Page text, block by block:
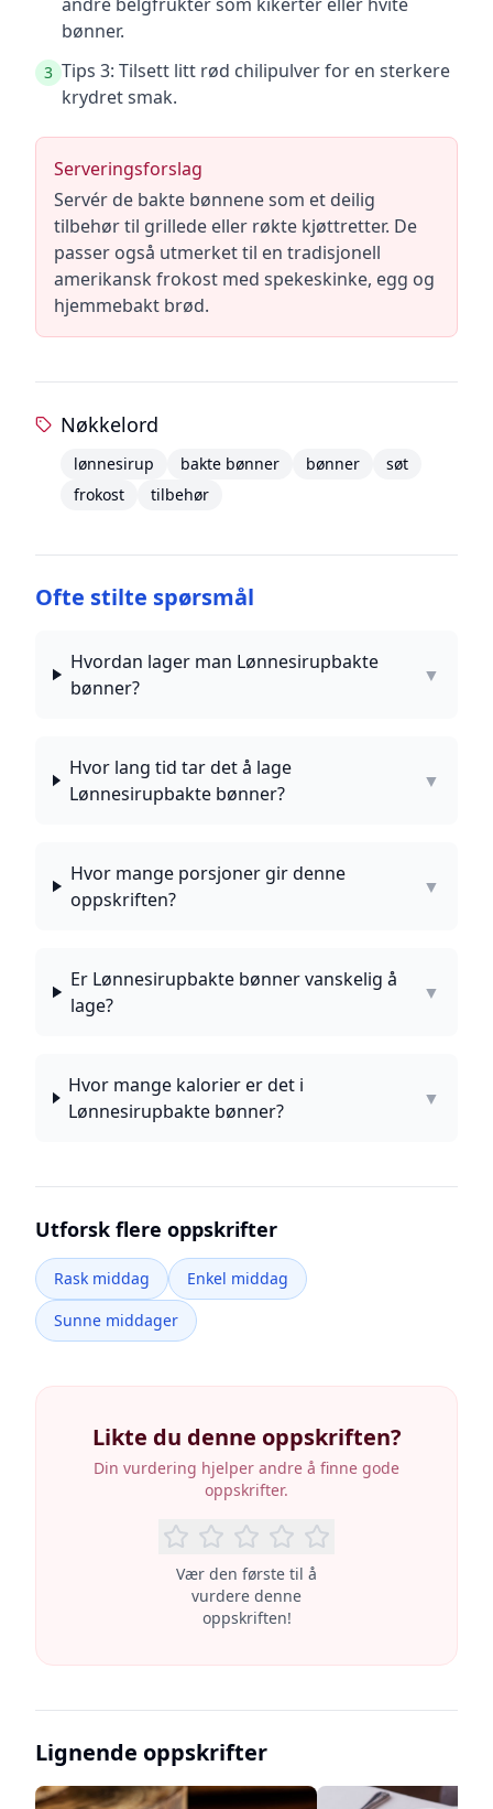
bønner.
3 Tips 3: Tilsett litt rød chilipulver for en sterkere
krydret smak.
Serveringsforslag
Servér de bakte bønnene som et deilig
tilbehør til grillede eller røkte kjøttretter. De
passer også utmerket til en tradisjonell
amerikansk frokost med spekeskinke, egg og
hjemmebakt brød.
Nøkkelord
lønnesirup bakte bønner bønner
søt
frokost
tilbehør
Ofte stilte spørsmål
Hvordan lager man Lønnesirupbakte
bønner?
▼
Hvor lang tid tar det å lage
Lønnesirupbakte bønner?
▼
Hvor mange porsjoner gir denne
oppskriften?
▼
Er Lønnesirupbakte bønner vanskelig å
lage?
▼
Hvor mange kalorier er det i
Lønnesirupbakte bønner?
▼
Utforsk flere oppskrifter
Rask middag
Enkel middag
Sunne middager
Likte du denne oppskriften?
Din vurdering hjelper andre å finne gode
oppskrifter.
Vær den første til å
vurdere denne
oppskriften!
Lignende oppskrifter